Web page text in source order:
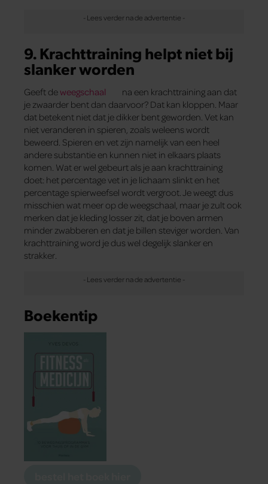
9. Krachttraining helpt niet bij
slanker worden
Geeft de weegschaal
na een krachttraining aan dat
je zwaarder bent dan daarvoor? Dat kan kloppen. Maar
dat betekent niet dat je dikker bent geworden. Vet kan
niet veranderen in spieren, zoals weleens wordt
beweerd. Spieren en vet zijn namelijk van een heel
andere substantie en kunnen niet in elkaars plaats
komen. Wat er wel gebeurt als je aan krachttraining
doet: het percentage vet in je lichaam slinkt en het
percentage spierweefsel wordt vergroot. Je weegt dus
misschien wat meer op de weegschaal, maar je zult ook
merken dat je kleding losser zit, dat je boven armen
minder zwabberen en dat je billen steviger worden. Van
krachttraining word je dus wel degelijk slanker en
strakker.
Boekentip